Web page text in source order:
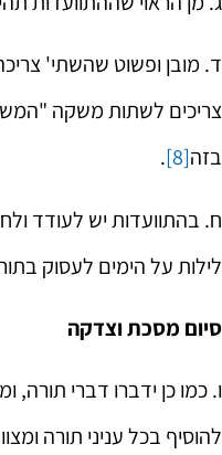
‏ד. מובן ופשוט שהשתי'
צריכים לשתות משקה
בזה[8]
.
‏ח. בהתוועדות יש לעודד
לילות על הימים לעסוק
סיום מסכת וצדקה
‏ו. כמו כן ידברו דברי
להוסיף בכל עניני תורה